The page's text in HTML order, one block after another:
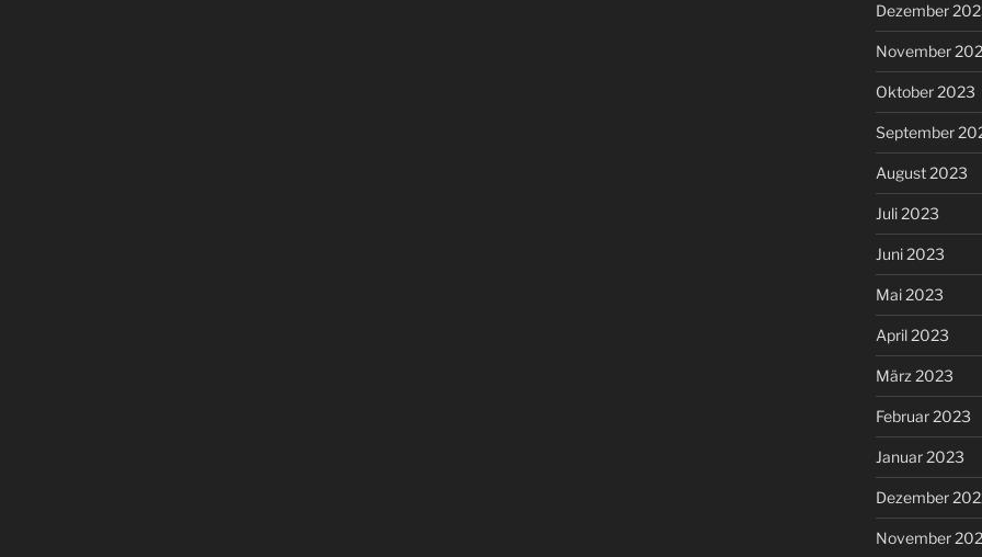
Dezember
November
Oktober 2023
September
August 2023
Juli 2023
Juni 2023
Mai 2023
April 2023
März 2023
Februar 2023
Januar 2023
Dezember
November